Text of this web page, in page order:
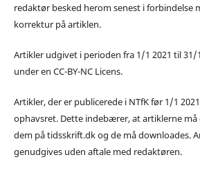
redaktør besked herom senest i forbindelse
korrektur på artiklen.
Artikler udgivet i perioden fra 1/1 2021 til 31/
under en CC-BY-NC Licens.
Artikler, der er publicerede i NTfK før 1/1
ophavsret. Dette indebærer, at artiklerne må
dem på tidsskrift.dk og de må downloades.
genudgives uden aftale med redaktøren.